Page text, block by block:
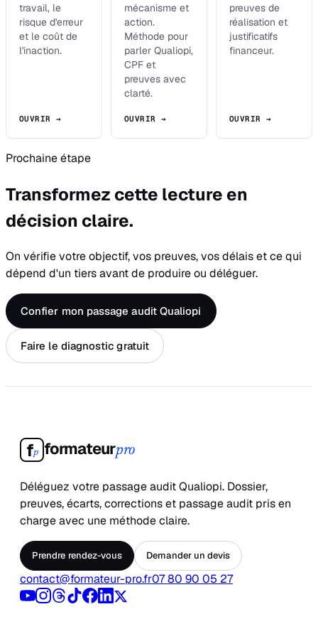
travail, le
risque d'erreur
et le coût de
l'inaction.
OUVRIR →
mécanisme et
action.
Méthode pour
parler Qualiopi,
CPF et
preuves avec
clarté.
OUVRIR →
preuves de
réalisation et
justificatifs
financeur.
OUVRIR →
Prochaine étape
Transformez cette lecture en
décision claire.
On vérifie votre objectif, vos preuves, vos délais et ce qui
dépend d'un tiers avant de produire ou déléguer.
Confier mon passage audit Qualiopi
Faire le diagnostic gratuit
fp formateurpro
Déléguez votre passage audit Qualiopi. Dossier,
preuves, écarts, corrections et passage audit pris en
charge avec une méthode claire.
Prendre rendez-vous Demander un devis
contact@formateur-pro.fr07 80 90 05 27